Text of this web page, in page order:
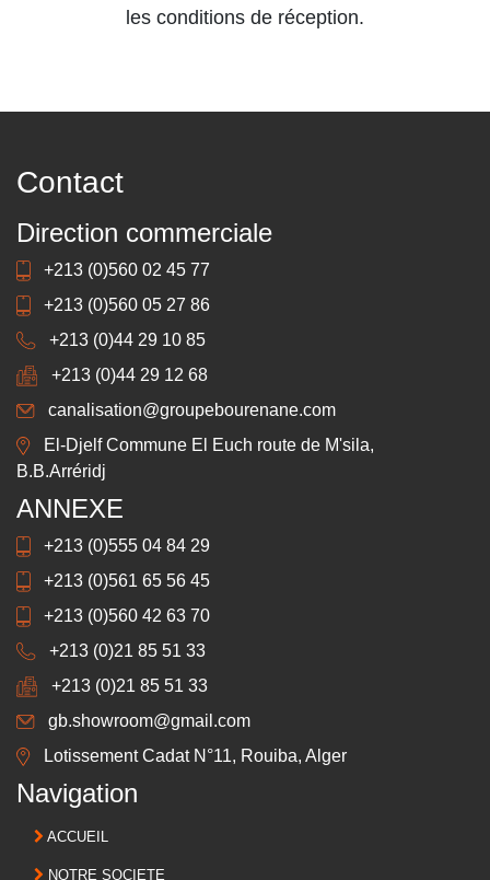
les conditions de réception.
Contact
Direction commerciale
+213 (0)560 02 45 77
+213 (0)560 05 27 86
+213 (0)44 29 10 85
+213 (0)44 29 12 68
canalisation@groupebourenane.com
El-Djelf Commune El Euch route de M'sila,
B.B.Arréridj
ANNEXE
+213 (0)555 04 84 29
+213 (0)561 65 56 45
+213 (0)560 42 63 70
+213 (0)21 85 51 33
+213 (0)21 85 51 33
gb.showroom@gmail.com
Lotissement Cadat N°11, Rouiba, Alger
Navigation
ACCUEIL
NOTRE SOCIETE